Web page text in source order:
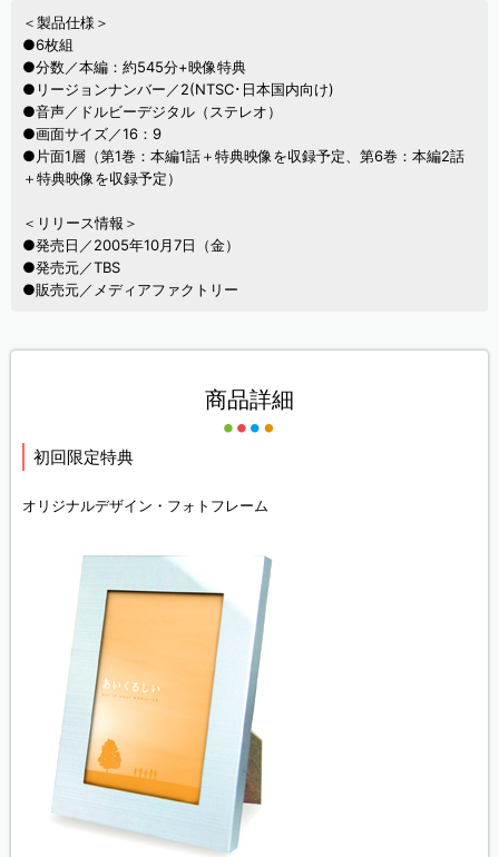
＜製品仕様＞
●6枚組
●分数／本編：約545分+映像特典
●リージョンナンバー／2(NTSC･日本国内向け)
●音声／ドルビーデジタル（ステレオ）
●画面サイズ／16：9
●片面1層（第1巻：本編1話＋特典映像を収録予定、第6巻：本編2話
＋特典映像を収録予定）
＜リリース情報＞
●発売日／2005年10月7日（金）
●発売元／TBS
●販売元／メディアファクトリー
商品詳細
初回限定特典
オリジナルデザイン・フォトフレーム